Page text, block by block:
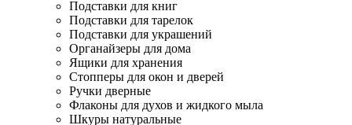
Подставки для книг
Подставки для тарелок
Подставки для украшений
Органайзеры для дома
Ящики для хранения
Стопперы для окон и дверей
Ручки дверные
Флаконы для духов и жидкого мыла
Шкуры натуральные